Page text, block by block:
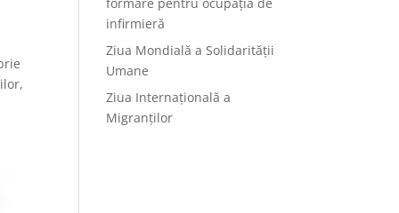
infirmieră
Ziua Mondială a Solidarității
Umane
Ziua Internațională a
Migranților